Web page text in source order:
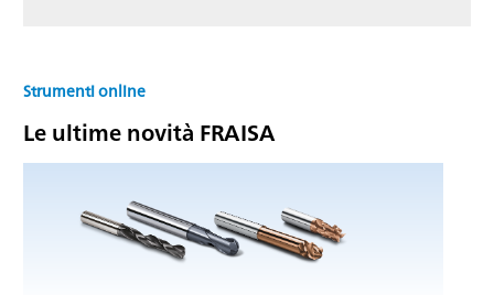
Strumenti online
Le ultime novità FRAISA